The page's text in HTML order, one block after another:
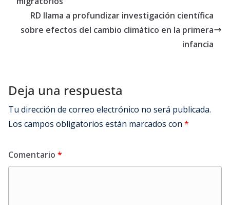
RD llama a profundizar investigación científica
sobre efectos del cambio climático en la primera
infancia
Deja una respuesta
Tu dirección de correo electrónico no será publicada.
Los campos obligatorios están marcados con *
Comentario *